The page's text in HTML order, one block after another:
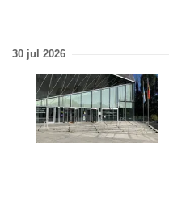
30 jul 2026